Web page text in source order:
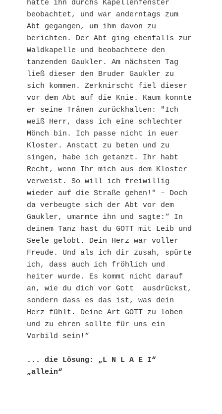
hatte ihn durchs Kapellenfenster
beobachtet, und war anderntags zum
Abt gegangen, um ihm davon zu
berichten. Der Abt ging ebenfalls zur
Waldkapelle und beobachtete den
tanzenden Gaukler. Am nächsten Tag
ließ dieser den Bruder Gaukler zu
sich kommen. Zerknirscht fiel dieser
vor dem Abt auf die Knie. Kaum konnte
er seine Tränen zurückhalten: "Ich
weiß Herr, dass ich eine schlechter
Mönch bin. Ich passe nicht in euer
Kloster. Anstatt zu beten und zu
singen, habe ich getanzt. Ihr habt
Recht, wenn Ihr mich aus dem Kloster
verweist. So will ich freiwillig
wieder auf die Straße gehen!" – Doch
da verbeugte sich der Abt vor dem
Gaukler, umarmte ihn und sagte:“ In
deinem Tanz hast du GOTT mit Leib und
Seele gelobt. Dein Herz war voller
Freude. Und als ich dir zusah, spürte
ich, dass auch ich fröhlich und
heiter wurde. Es kommt nicht darauf
an, wie du dich vor Gott  ausdrückst,
sondern dass es das ist, was dein
Herz fühlt. Deine Art GOTT zu loben
und zu ehren sollte für uns ein
Vorbild sein!“
... die Lösung: „L N L A E I“
„allein“